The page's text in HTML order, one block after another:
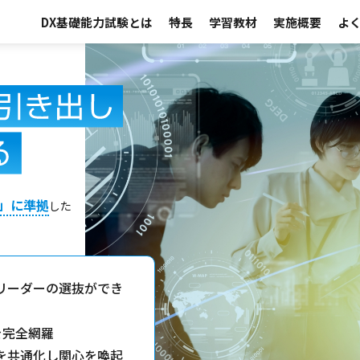
DX基礎能力試験とは 特長 学習教材 実施概要 よ
に準拠した
ーダーの選抜ができ
全網羅
共通化し関心を喚起